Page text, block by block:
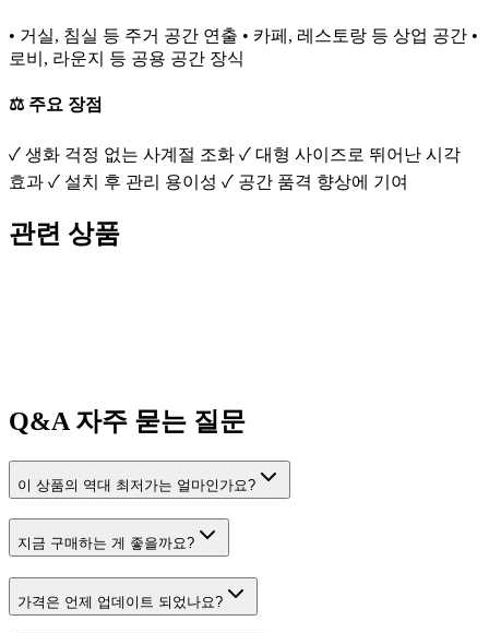
• 거실, 침실 등 주거 공간 연출 • 카페, 레스토랑 등 상업 공간 •
로비, 라운지 등 공용 공간 장식
⚖️ 주요 장점
✓ 생화 걱정 없는 사계절 조화 ✓ 대형 사이즈로 뛰어난 시각
효과 ✓ 설치 후 관리 용이성 ✓ 공간 품격 향상에 기여
관련 상품
Q&A 자주 묻는 질문
이 상품의 역대 최저가는 얼마인가요?
지금 구매하는 게 좋을까요?
가격은 언제 업데이트 되었나요?